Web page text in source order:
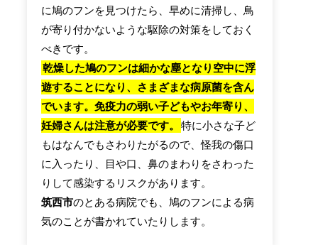
に鳩のフンを見つけたら、早めに清掃し、鳥
が寄り付かないような駆除の対策をしておく
べきです。
乾燥した鳩のフンは細かな塵となり空中に浮
遊することになり、さまざまな病原菌を含ん
でいます。免疫力の弱い子どもやお年寄り、
妊婦さんは注意が必要です。
特に小さな子ど
もはなんでもさわりたがるので、怪我の傷口
に入ったり、目や口、鼻のまわりをさわった
りして感染するリスクがあります。
筑西市のとある病院でも、鳩のフンによる病
気のことが書かれていたりします。